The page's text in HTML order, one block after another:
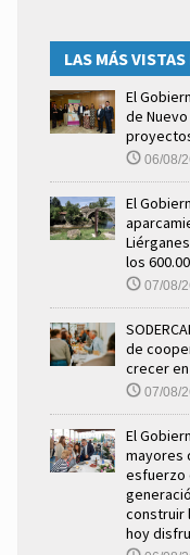
LAS MÁS VISTAS
El
de
06/08/
El
los
07/08/
de
crecer
07/08/
El
mayores
esfuerzo
construir
hoy